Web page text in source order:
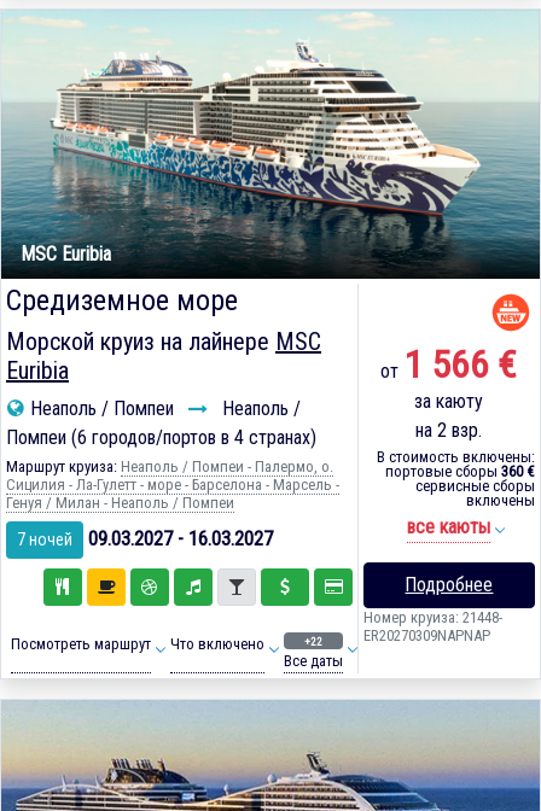
MSC Euribia
Средиземное море
Морской круиз на лайнере MSC
Euribia
Неаполь / Помпеи
Неаполь /
Помпеи (6 городов/портов в 4 странах)
Маршрут круиза: Неаполь / Помпеи - Палермо, о.
Сицилия - Ла-Гулетт - море - Барселона - Марсель -
Генуя / Милан - Неаполь / Помпеи
7 ночей 09.03.2027 - 16.03.2027
Посмотреть маршрут Что включено +22
Все даты
от 1 566 €
за каюту
на 2 взр.
В стоимость включены:
портовые сборы 360 €
сервисные сборы
включены
все каюты
Подробнее
Номер круиза: 21448-
ER20270309NAPNAP